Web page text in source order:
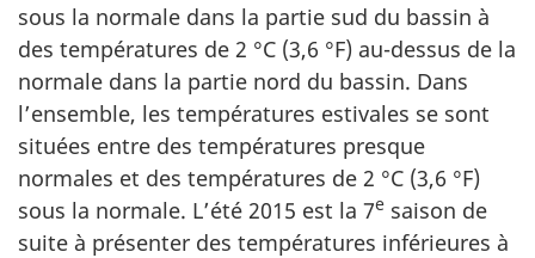
sous la normale dans la partie sud du bassin à
des températures de 2 °C (3,6 °F) au-dessus de la
normale dans la partie nord du bassin. Dans
l’ensemble, les températures estivales se sont
situées entre des températures presque
normales et des températures de 2 °C (3,6 °F)
sous la normale. L’été 2015 est la 7e saison de
suite à présenter des températures inférieures à